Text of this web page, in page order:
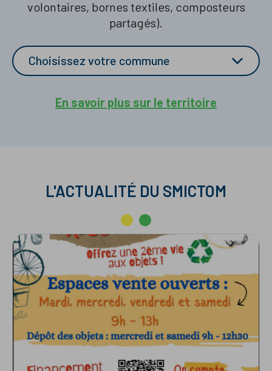
volontaires, bornes textiles, composteurs
partagés).
Choisissez votre commune
En savoir plus sur le territoire
L'ACTUALITÉ DU SMICTOM